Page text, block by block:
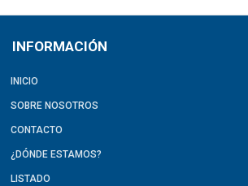
INFORMACIÓN
INICIO
SOBRE NOSOTROS
CONTACTO
¿DÓNDE ESTAMOS?
LISTADO